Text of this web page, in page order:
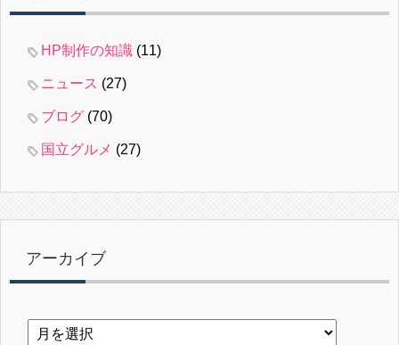
HP制作の知識 (11)
ニュース (27)
ブログ (70)
国立グルメ (27)
アーカイブ
ア
ー